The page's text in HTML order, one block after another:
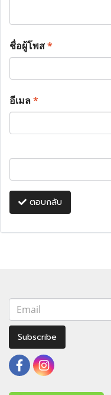
ชื่อผู้โพส*
อีเมล*
ตอบกลับ
Subscribe